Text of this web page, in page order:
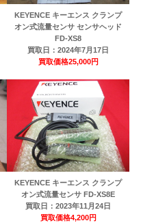
KEYENCE キーエンス クランプ
オン式流量センサ センサヘッド
FD-XS8
買取日： 2024年7月17日
買取価格25,000円
KEYENCE キーエンス クランプ
オン式流量センサ FD-XS8E
買取日： 2023年11月24日
買取価格4,200円